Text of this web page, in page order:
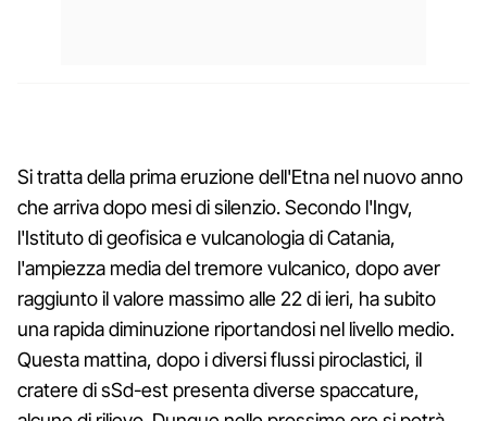
Si tratta della prima eruzione dell'Etna nel nuovo anno
che arriva dopo mesi di silenzio. Secondo l'Ingv,
l'Istituto di geofisica e vulcanologia di Catania,
l'ampiezza media del tremore vulcanico, dopo aver
raggiunto il valore massimo alle 22 di ieri, ha subito
una rapida diminuzione riportandosi nel livello medio.
Questa mattina, dopo i diversi flussi piroclastici, il
cratere di sSd-est presenta diverse spaccature,